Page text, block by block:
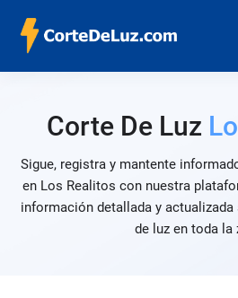
Corte De Luz
Sigue, registra y mantente
en Los Realitos con nuestra
información detallada y
de luz en toda la